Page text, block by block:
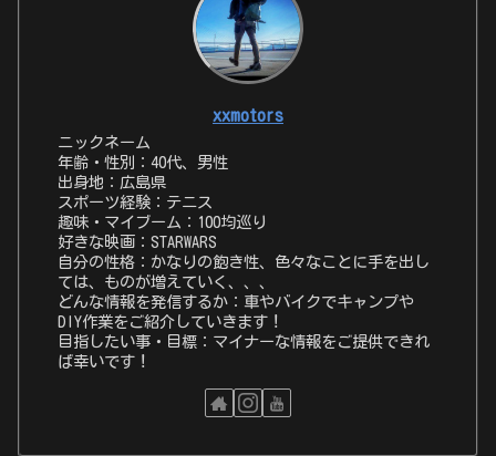
xxmotors
ニックネーム
年齢・性別：40代、男性
出身地：広島県
スポーツ経験：テニス
趣味・マイブーム：100均巡り
好きな映画：STARWARS
自分の性格：かなりの飽き性、色々なことに手を出し
ては、ものが増えていく、、、
どんな情報を発信するか：車やバイクでキャンプや
DIY作業をご紹介していきます！
目指したい事・目標：マイナーな情報をご提供できれ
ば幸いです！